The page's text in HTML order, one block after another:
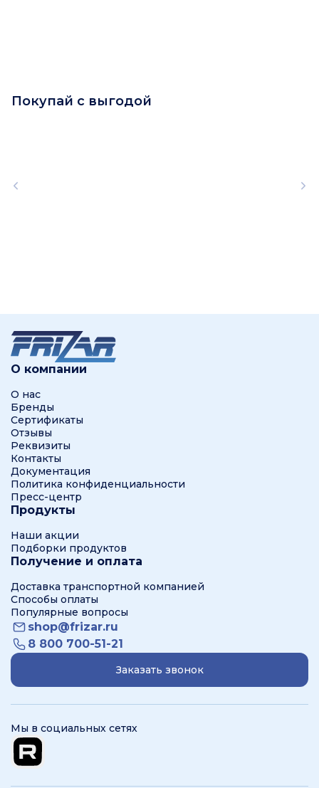
Покупай с выгодой
О компании
О нас
Бренды
Сертификаты
Отзывы
Реквизиты
Контакты
Документация
Политика конфиденциальности
Пресс-центр
Продукты
Наши акции
Подборки продуктов
Получение и оплата
Доставка транспортной компанией
Способы оплаты
Популярные вопросы
shop@frizar.ru
8 800 700-51-21
Заказать звонок
Мы в социальных сетях